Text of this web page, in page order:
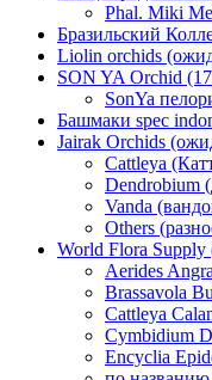
Phal. Miki
Бразильский
Liolin orchids
SON YA Orchid
SonYa
Башмаки spec
Jairak Orchids
Cattleya
Dendrobium
Vanda
Others
World Flora Supply
Aerides
Brassavola
Cattleya
Cymbidium
Encyclia